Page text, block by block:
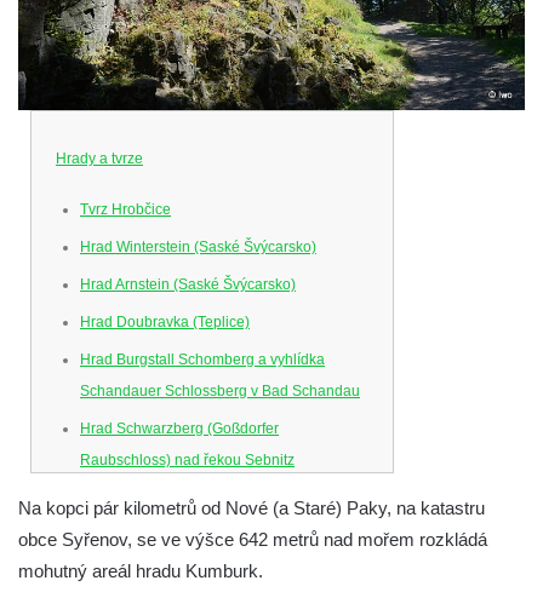
Hrady a tvrze
Tvrz Hrobčice
Hrad Winterstein (Saské Švýcarsko)
Hrad Arnstein (Saské Švýcarsko)
Hrad Doubravka (Teplice)
Hrad Burgstall Schomberg a vyhlídka
Schandauer Schlossberg v Bad Schandau
Hrad Schwarzberg (Goßdorfer
Raubschloss) nad řekou Sebnitz
Hrad Neurathen na Bastei
Hrad Šebín
Hrad Litoměřice
Na kopci pár kilometrů od Nové (a Staré) Paky, na katastru
obce Syřenov, se ve výšce 642 metrů nad mořem rozkládá
mohutný areál hradu Kumburk.